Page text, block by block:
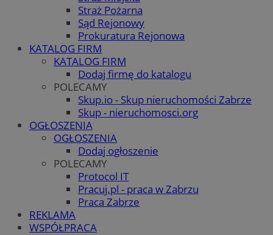
Straż Pożarna
Sąd Rejonowy
Prokuratura Rejonowa
KATALOG FIRM
KATALOG FIRM
Dodaj firmę do katalogu
POLECAMY
Skup.io - Skup nieruchomości Zabrze
Skup - nieruchomosci.org
OGŁOSZENIA
OGŁOSZENIA
Dodaj ogłoszenie
POLECAMY
Protocol IT
Pracuj.pl - praca w Zabrzu
Praca Zabrze
REKLAMA
WSPÓŁPRACA